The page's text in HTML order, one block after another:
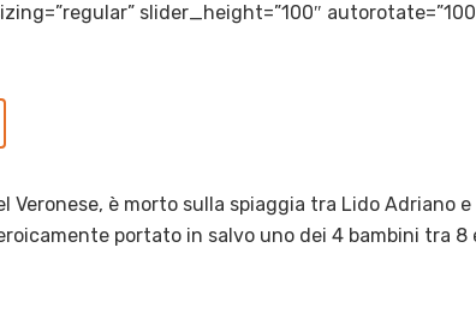
slider_height=”100″
Veronese, è morto sulla spiaggia tra Lido Adriano
portato in salvo uno dei 4 bambini tra 8